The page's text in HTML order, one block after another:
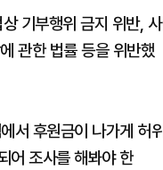
기부행위 금지 위반, 사
관한 법률 등을 위반했
서 후원금이 나가게 허위
어 조사를 해봐야 한